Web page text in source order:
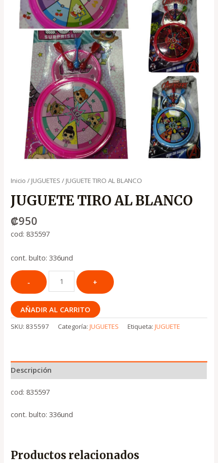
Inicio / JUGUETES / JUGUETE TIRO AL BLANCO
JUGUETE TIRO AL BLANCO
₡950
cod: 835597
cont. bulto: 336und
AÑADIR AL CARRITO
SKU: 835597 Categoría:JUGUETES Etiqueta:JUGUETE
Descripción
cod: 835597
cont. bulto: 336und
Productos relacionados